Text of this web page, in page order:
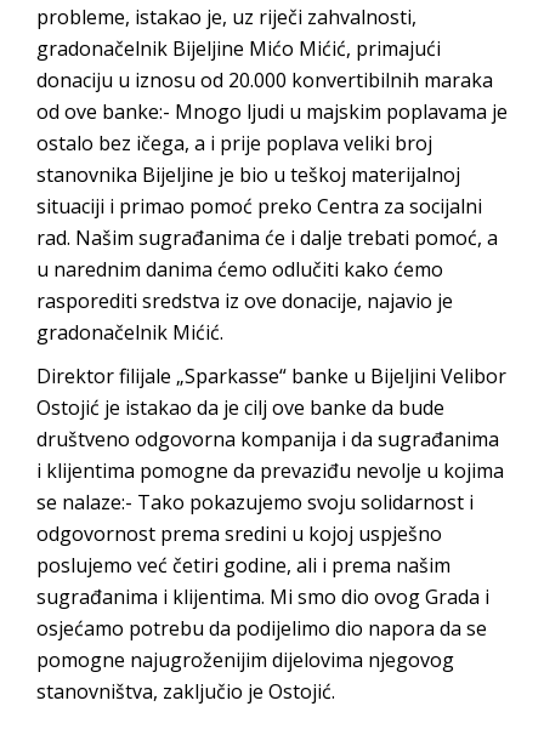
probleme, istakao je, uz riječi zahvalnosti,
gradonačelnik Bijeljine Mićo Mićić, primajući
donaciju u iznosu od 20.000 konvertibilnih maraka
od ove banke:- Mnogo ljudi u majskim poplavama je
ostalo bez ičega, a i prije poplava veliki broj
stanovnika Bijeljine je bio u teškoj materijalnoj
situaciji i primao pomoć preko Centra za socijalni
rad. Našim sugrađanima će i dalje trebati pomoć, a
u narednim danima ćemo odlučiti kako ćemo
rasporediti sredstva iz ove donacije, najavio je
gradonačelnik Mićić.
Direktor filijale „Sparkasse“ banke u Bijeljini Velibor
Ostojić je istakao da je cilj ove banke da bude
društveno odgovorna kompanija i da sugrađanima
i klijentima pomogne da prevaziđu nevolje u kojima
se nalaze:- Tako pokazujemo svoju solidarnost i
odgovornost prema sredini u kojoj uspješno
poslujemo već četiri godine, ali i prema našim
sugrađanima i klijentima. Mi smo dio ovog Grada i
osjećamo potrebu da podijelimo dio napora da se
pomogne najugroženijim dijelovima njegovog
stanovništva, zaključio je Ostojić.